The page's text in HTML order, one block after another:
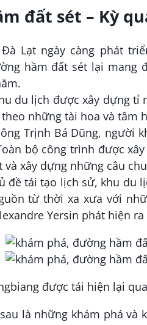
đất sét – Kỳ
Lạt ngày càng phát
hầm đất sét lại mang
du lịch được xây dựng tỉ
những tài hoa và tâm
Trịnh Bá Dũng, người
bộ công trình được
và xây dựng những câu
đề tái tạo lịch sử, khu du
từ thời xa xưa với
Yersin phát hiện
được tái hiện lại
là những khám phá và